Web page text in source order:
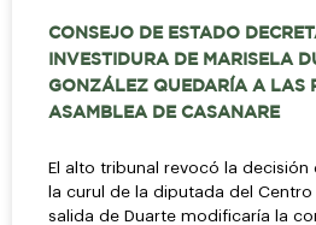
CONSEJO DE ESTADO
INVESTIDURA DE MARISELA
GONZÁLEZ QUEDARÍA A LAS
ASAMBLEA DE CASANARE
El alto tribunal revocó la
la curul de la diputada del
salida de Duarte modificaría la